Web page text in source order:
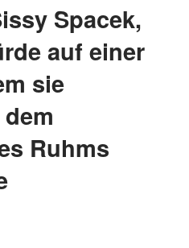
Spacek,
auf einer
sie
Ruhms